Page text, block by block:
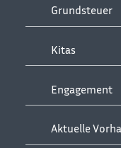
Grundsteuer
Kitas
Engagement
Aktuelle